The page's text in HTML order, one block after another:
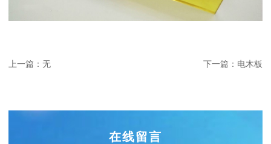
上一篇：无 下一篇：电木板
在线留言